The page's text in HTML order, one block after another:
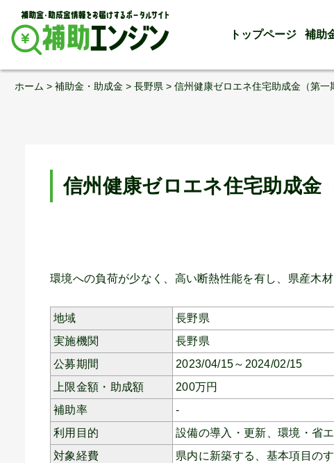
Skip
トップページ 補助
ホーム > 補助金・助成金 > 長野県 > 信州健康ゼロエネ住宅助成金（第一
信州健康ゼロエネ住宅助成金
環境への負荷が少なく、高い断熱性能を有し、県産木
地域
長野県
実施機関
長野県
公募期間
2023/04/15～2024/02/15
上限金額・助成額
200万円
補助率
-
利用目的
設備の導入・更新、 環境・省
対象経費
県内に新築する、基本項目の